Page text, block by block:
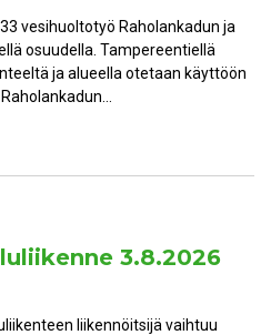
vesihuoltotyö Raholankadun ja
osuudella. Tampereentiellä
ja alueella otetaan käyttöön
3.8.2026
liikennöitsijä vaihtuu